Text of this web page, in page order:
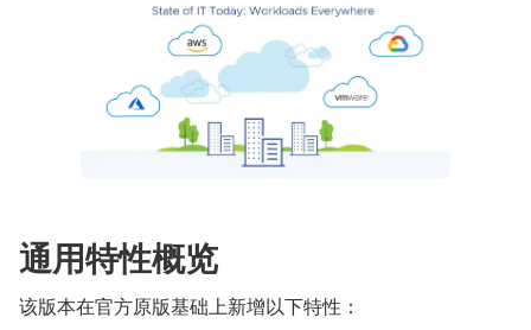
通用特性概览
该版本在官方原版基础上新增以下特性：